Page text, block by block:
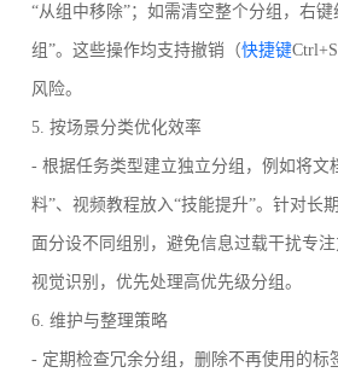
“从组中移除”；如需清空整个分组，右
组”。这些操作均支持撤销（快捷键
风险。
5. 按场景分类优化效率
- 根据任务类型建立独立分组，例如将文
料”、视频教程放入“技能提升”。针对长
面分设不同组别，避免信息过载干扰专
视觉识别，优先处理高优先级分组。
6. 维护与整理策略
- 定期检查冗余分组，删除不再使用的标